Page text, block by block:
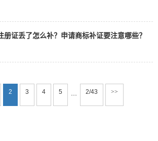
册证丢了怎么补？申请商标补证要注意哪些？
2 3 4 5 ··· 2/43 >>